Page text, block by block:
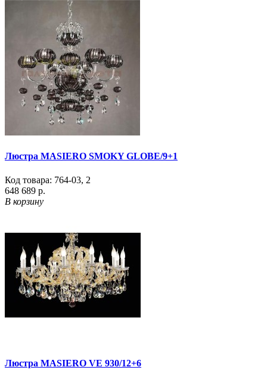
Люстра MASIERO SMOKY GLOBE/9+1
Код товара: 764-03, 2
648 689 р.
В корзину
Люстра MASIERO VE 930/12+6